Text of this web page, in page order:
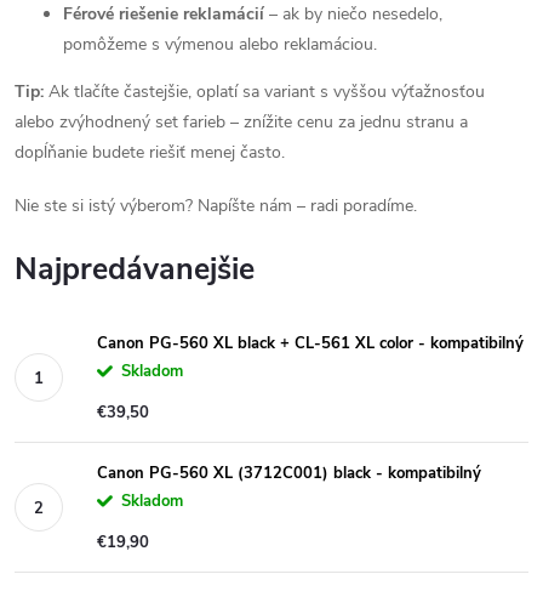
Férové riešenie reklamácií – ak by niečo nesedelo,
pomôžeme s výmenou alebo reklamáciou.
Tip: Ak tlačíte častejšie, oplatí sa variant s vyššou výťažnosťou
alebo zvýhodnený set farieb – znížite cenu za jednu stranu a
dopĺňanie budete riešiť menej často.
Nie ste si istý výberom? Napíšte nám – radi poradíme.
Najpredávanejšie
Canon PG-560 XL black + CL-561 XL color - kompatibilný
Skladom
€39,50
Canon PG-560 XL (3712C001) black - kompatibilný
Skladom
€19,90